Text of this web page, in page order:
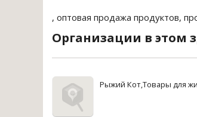
, оптовая продажа продуктов,
Организации в этом
Рыжий Кот,Товары для